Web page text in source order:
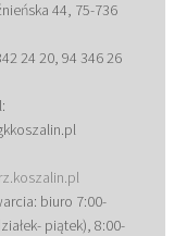
44, 75-736
24 20, 94 346 26
biuro 7:00-
piątek), 8:00-